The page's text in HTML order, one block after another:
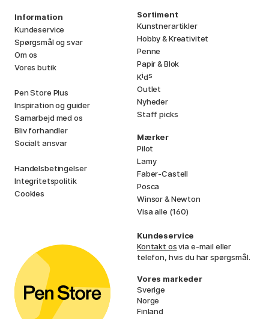
Information
Kundeservice
Spørgsmål og svar
Om os
Vores butik
Pen Store Plus
Inspiration og guider
Samarbejd med os
Bliv forhandler
Socialt ansvar
Handelsbetingelser
Integritetspolitik
Cookies
Sortiment
Kunstnerartikler
Hobby & Kreativitet
Penne
Papir & Blok
Kids
Outlet
Nyheder
Staff picks
Mærker
Pilot
Lamy
Faber-Castell
Posca
Winsor & Newton
Visa alle (160)
Kundeservice
Kontakt osvia e-mail eller
telefon, hvis du har spørgsmål.
Vores markeder
Sverige
Norge
Finland